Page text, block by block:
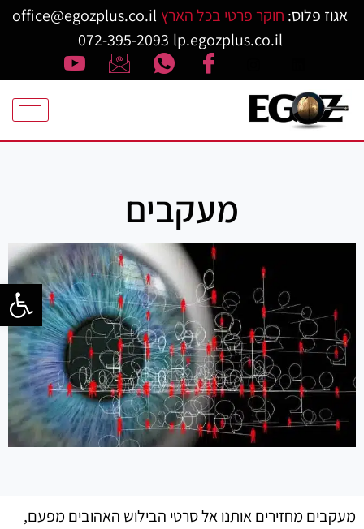
פתח
אגוז פלוס: חוקר פרטי בכל הארץ office@egozplus.co.il
lp.egozplus.co.il
072-395-2093
מעקבים
מעקבים מחזירים אותנו אל סרטי הבילוש האהובים מפעם,